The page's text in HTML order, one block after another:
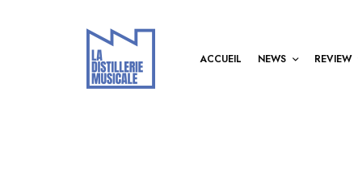
ACCUEIL NEWS REVIEW